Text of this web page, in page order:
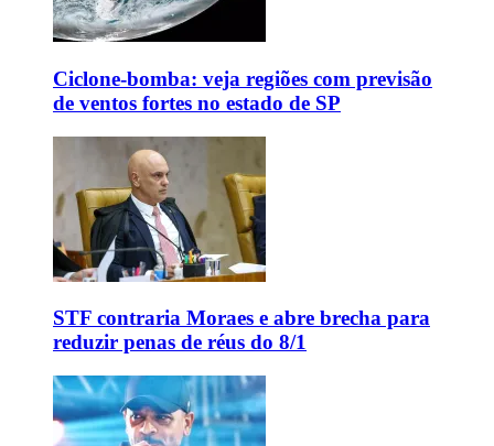
Ciclone-bomba: veja regiões com previsão
de ventos fortes no estado de SP
STF contraria Moraes e abre brecha para
reduzir penas de réus do 8/1